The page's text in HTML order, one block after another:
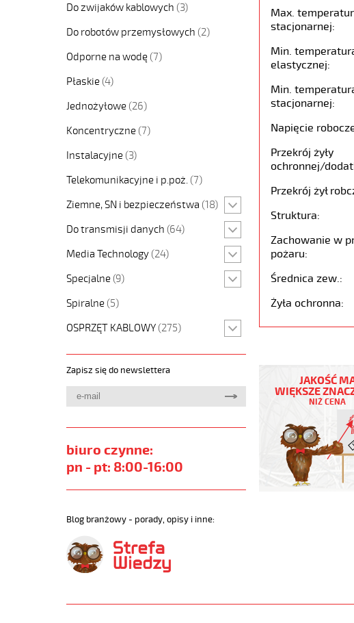
Do zwijaków kablowych (3)
Do robotów przemysłowych (2)
Odporne na wodę (7)
Płaskie (4)
Jednożyłowe (26)
Koncentryczne (7)
Instalacyjne (3)
Telekomunikacyjne i p.poż. (7)
Ziemne, SN i bezpieczeństwa (18)
Do transmisji danych (64)
Media Technology (24)
Specjalne (9)
Spiralne (5)
OSPRZĘT KABLOWY (275)
Zapisz się do newslettera
biuro czynne:
pn - pt: 8:00-16:00
Blog branżowy - porady, opisy i inne:
Max.
stacjonarnej:
Min.
elastycznej:
Min.
stacjonarnej:
Napięcie
Przekrój żyły
ochronnej/
Przekrój żył
Struktura:
Zachowanie w
pożaru:
Średnica zew.:
Żyła ochronna:
4G1
300/500V
kolorowe,
z1z1-
JAKOŚĆ
WIĘKSZE
NIŻ CENA